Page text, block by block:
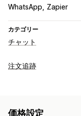
WhatsApp
Zapier
カテゴリー
チャット
リアルタイムメッセージ
注文追跡
価格設定